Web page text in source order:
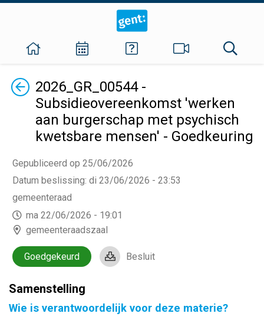
Terug2026_GR_00544 -
Subsidieovereenkomst 'werken
aan burgerschap met psychisch
kwetsbare mensen' - Goedkeuring
Gepubliceerd op 25/06/2026
Datum beslissing: di 23/06/2026 - 23:53
gemeenteraad
ma 22/06/2026 - 19:01
gemeenteraadszaal
Goedgekeurd Besluit
Samenstelling
Wie is verantwoordelijk voor deze materie?